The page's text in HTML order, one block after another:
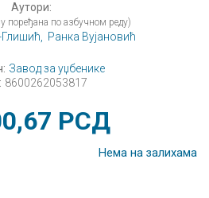
Аутори:
поређана по азбучном реду)
Ранка Вујановић
Завод за уџбенике
8600262053817
РСД
Нема на залихама